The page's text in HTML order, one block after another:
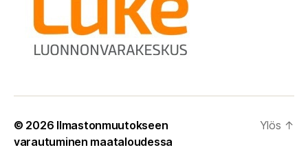
© 2026 Ilmastonmuutokseen
varautuminen maataloudessa
Ylös ↑